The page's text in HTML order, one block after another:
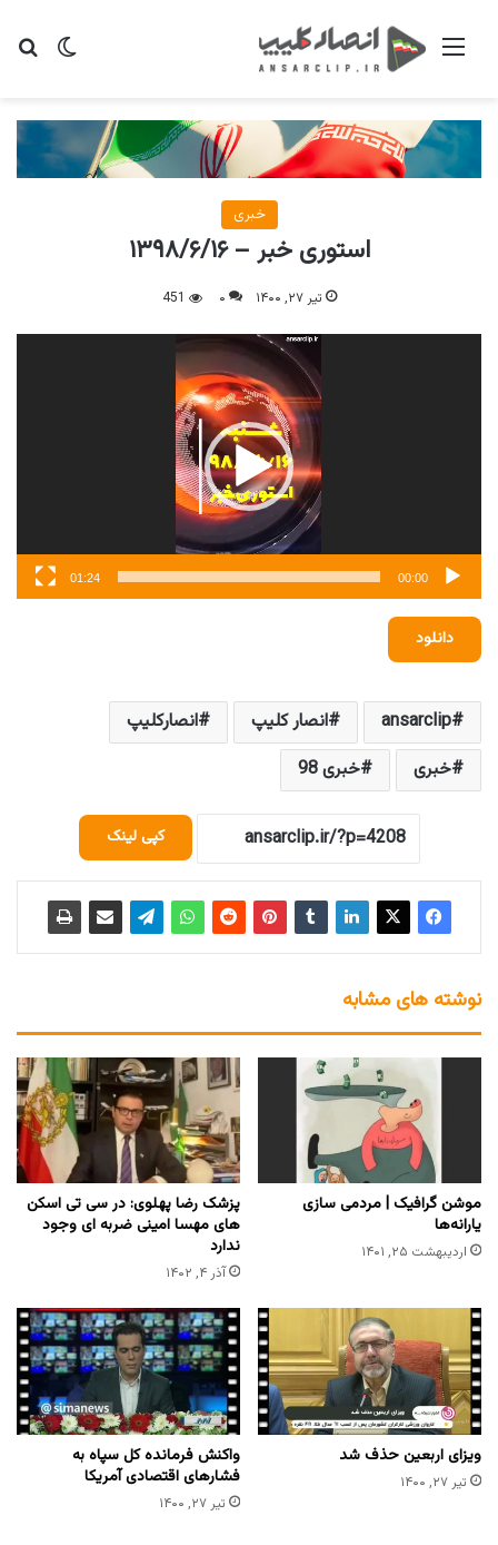
تغییر منو
خبری
استوری خبر – ۱۳۹۸/۶/۱۶
تیر ۲۷, ۱۴۰۰ ۰ 451
نمایشگر
00:00
01:24
دانلود
ansarclip انصار کلیپ
انصارکلیپ
خبری
خبری 98
کپی لینک
نوشته های مشابه
موشن گرافیک | مردمی سازی
یارانه‌ها
اردیبهشت ۲۵, ۱۴۰۱
پزشک رضا پهلوی: در سی تی اسکن
های مهسا امینی ضربه ای وجود
ندارد
آذر ۴, ۱۴۰۲
ویزای اربعین حذف شد
تیر ۲۷, ۱۴۰۰
واکنش فرمانده کل سپاه به
فشارهای اقتصادی آمریکا
تیر ۲۷, ۱۴۰۰